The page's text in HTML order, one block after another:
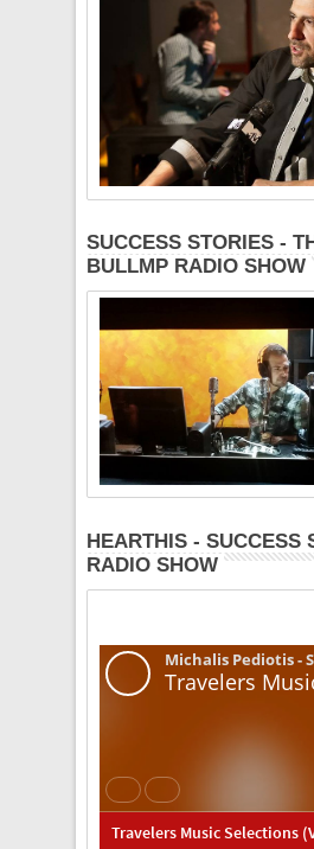
SUCCESS STORIES -
BULLMP RADIO SHOW
HEARTHIS - SUCCESS
RADIO SHOW